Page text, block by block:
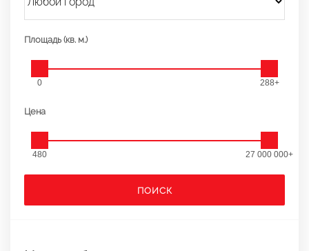
Площадь (кв. м.)
0 288+
Цена
480 27 000 000+
ПОИСК